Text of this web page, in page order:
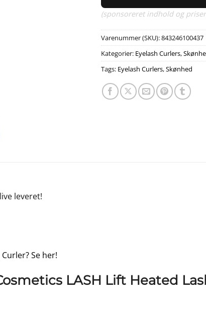
(sponsoreret indhold og
Varenummer (SKU):843246100437
Kategorier: Eyelash Curlers,
Tags: Eyelash Curlers,Skønhed
leveret!
Se her!
LASH Lift Heated